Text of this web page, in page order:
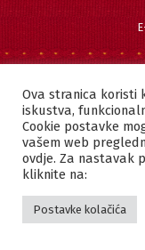
Copyright © 2022 KUD
Ova stranica koristi
iskustva,
Cookie postavke
vašem web
ovdje. Za nastavak
kliknite na:
Postavke kolačića